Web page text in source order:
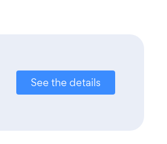
See the details